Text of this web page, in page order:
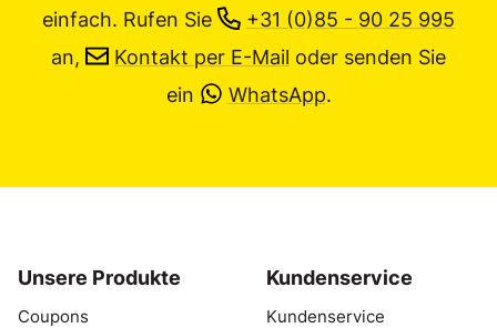
einfach. Rufen Sie
+31 (0)85 - 90 25 995
an,
Kontakt per E-Mail oder senden Sie
ein
WhatsApp.
Unsere Produkte
Coupons
Kundenservice
Kundenservice